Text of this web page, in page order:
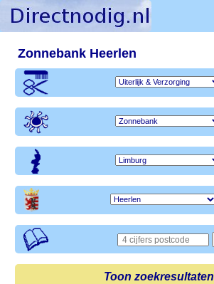
Zonnebank Heerlen
Toon zoekresultaten